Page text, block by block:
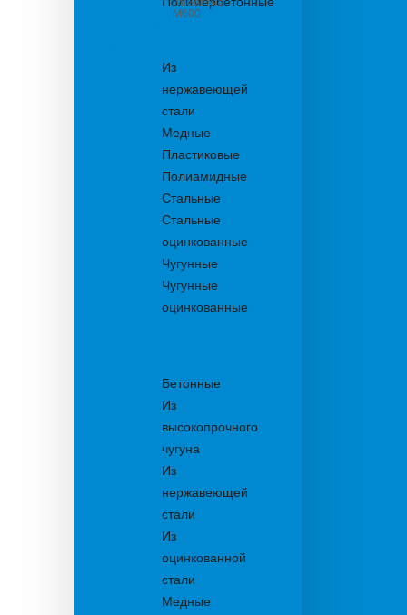
из бетона
М600
Из
нержавеющей
стали
Медные
Пластиковые
Полиамидные
Стальные
Стальные
оцинкованные
Чугунные
Чугунные
оцинкованные
Бетонные
Из
высокопрочного
чугуна
Из
нержавеющей
стали
Из
оцинкованной
стали
Медные